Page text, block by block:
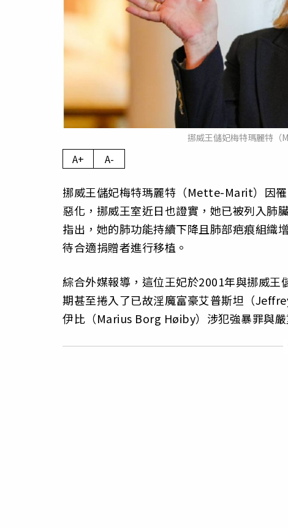
挪威王儲妃梅特瑪麗特（
A+ A-
挪威王儲妃梅特瑪麗特（Mette-Marit）因
惡化，挪威王室近日也證實，她已被列入肺
指出，她的肺功能持續下降且肺部疤痕組織
待合適捐贈者進行移植。
綜合外媒報導，這位王妃於2001年與挪威
期甚至捲入了已故淫魔富豪艾普斯坦（
伊比（Marius Borg Høiby）涉犯強暴罪與嚴